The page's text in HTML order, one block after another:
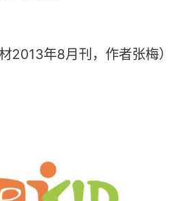
2013年8月刊，作者张梅）